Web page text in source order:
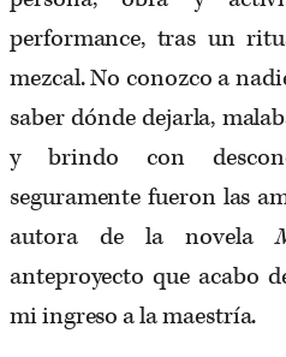
performance, tras un
mezcal. No conozco a
saber dónde dejarla,
y brindo con
seguramente fueron las
autora de la novela
anteproyecto que acabo
mi ingreso a la maestría.